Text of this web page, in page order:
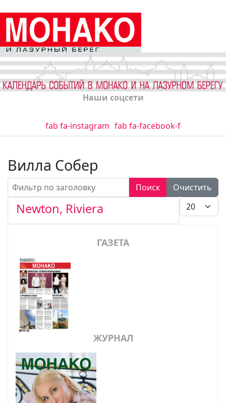
Наши соцсети
fab fa-instagram fab fa-facebook-f
Вилла Собер
Фильтр по заголовку Поиск
Очистить
Кол-во
Newton, Riviera
ГАЗЕТА
ЖУРНАЛ